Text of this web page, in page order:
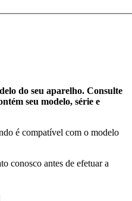
do seu aparelho. Consulte
seu modelo, série e
é compatível com o modelo
conosco antes de efetuar a